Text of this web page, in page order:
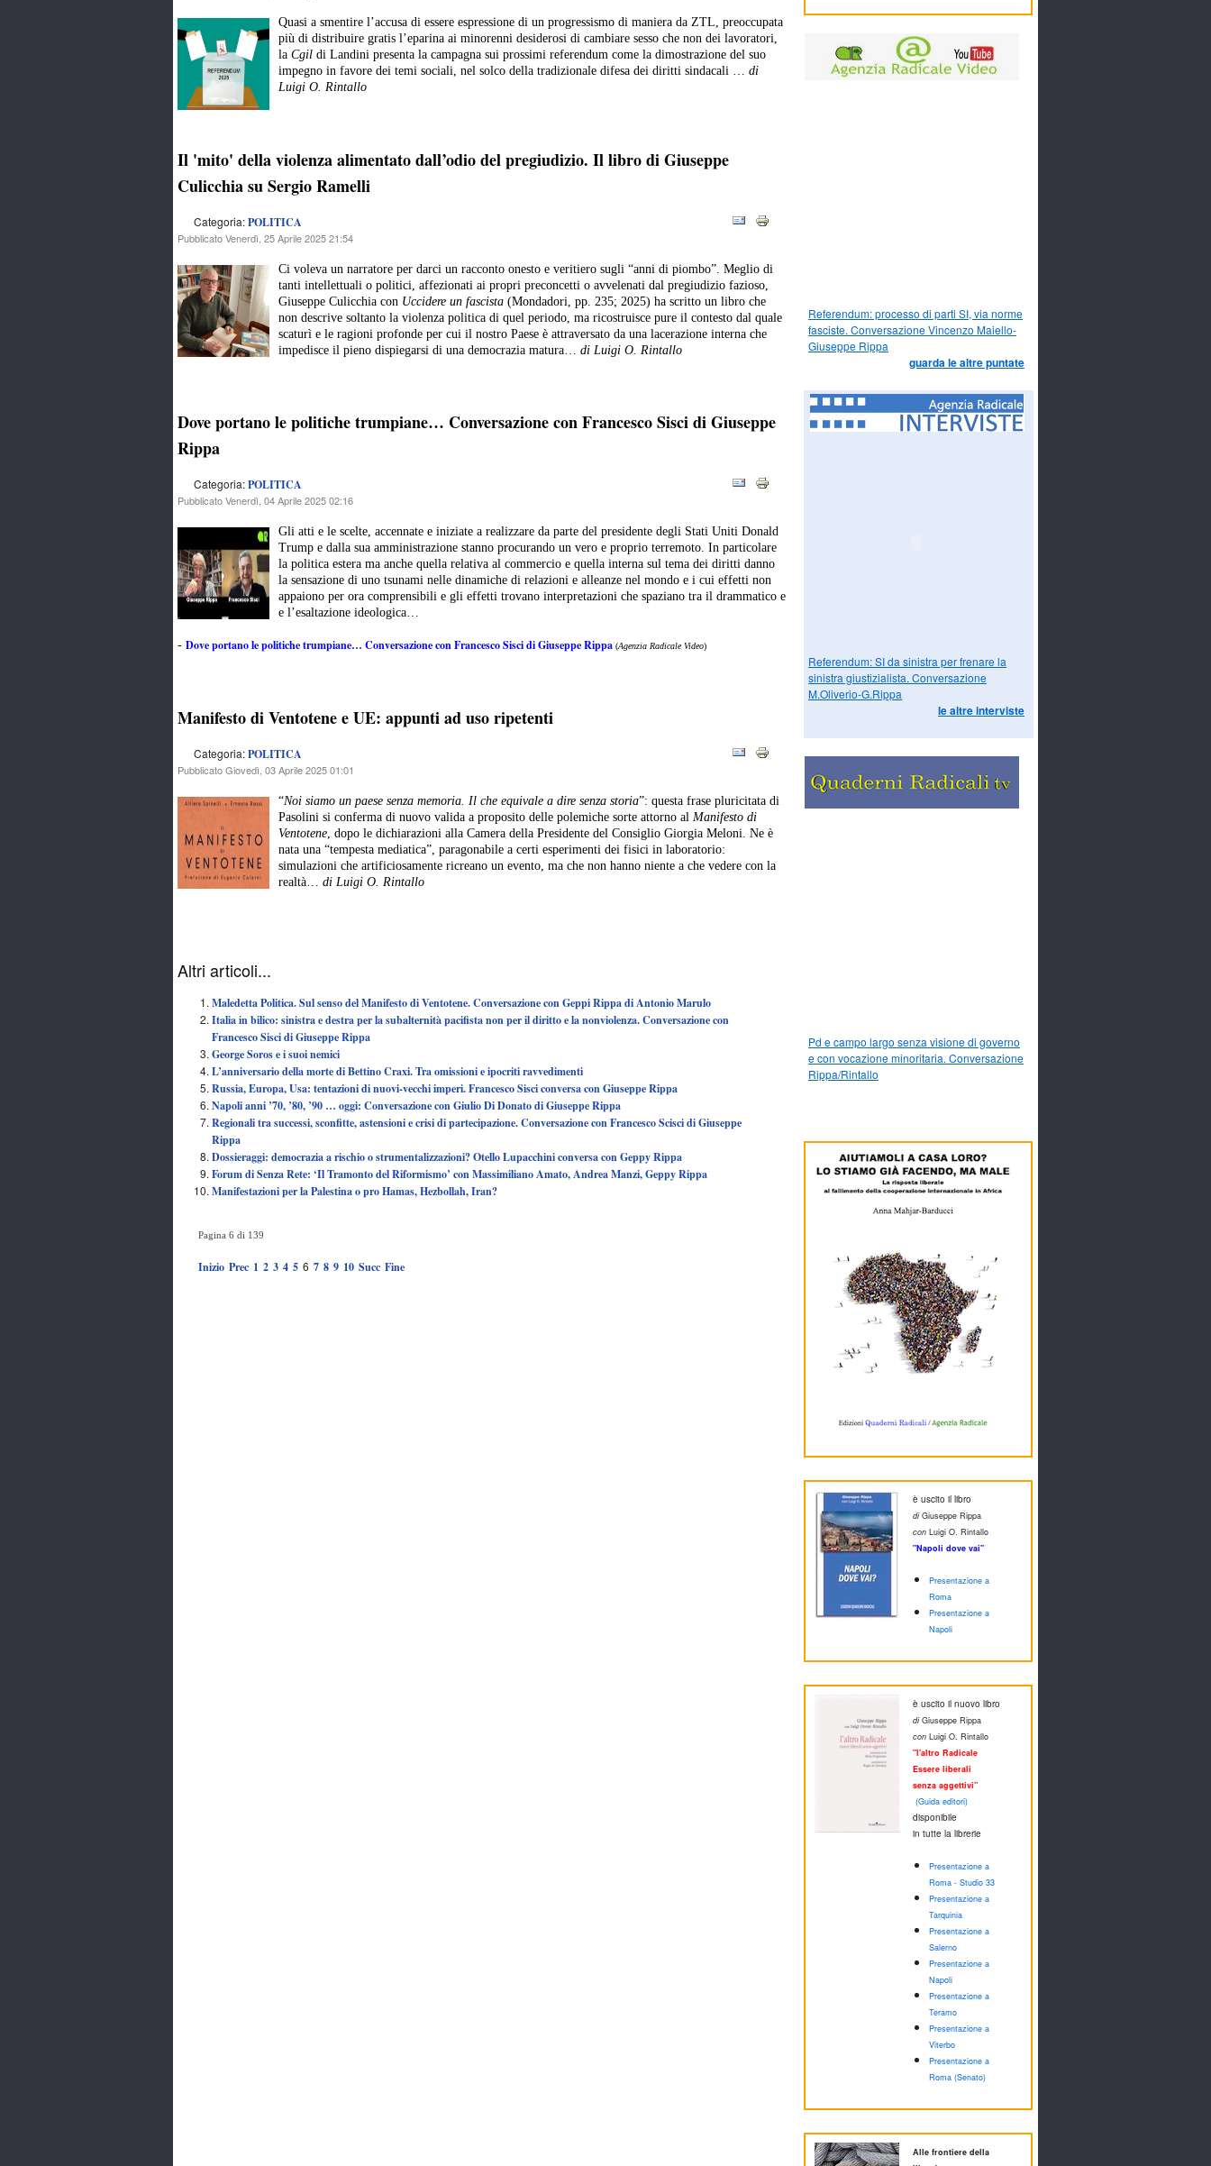
Quasi a smentire l’accusa di essere espressione di un progressismo di maniera da ZTL, preoccupata
più di distribuire gratis l’eparina ai minorenni desiderosi di cambiare sesso che non dei lavoratori,
la Cgil di Landini presenta la campagna sui prossimi referendum come la dimostrazione del suo
impegno in favore dei temi sociali, nel solco della tradizionale difesa dei diritti sindacali … di
Luigi O. Rintallo
Il 'mito' della violenza alimentato dall’odio del pregiudizio. Il libro di Giuseppe
Culicchia su Sergio Ramelli
Categoria:POLITICA
Pubblicato Venerdì, 25 Aprile 2025 21:54
Ci voleva un narratore per darci un racconto onesto e veritiero sugli “anni di piombo”. Meglio di
tanti intellettuali o politici, affezionati ai propri preconcetti o avvelenati dal pregiudizio fazioso,
Giuseppe Culicchia con Uccidere un fascista (Mondadori, pp. 235; 2025) ha scritto un libro che
non descrive soltanto la violenza politica di quel periodo, ma ricostruisce pure il contesto dal quale
scaturì e le ragioni profonde per cui il nostro Paese è attraversato da una lacerazione interna che
impedisce il pieno dispiegarsi di una democrazia matura… di Luigi O. Rintallo
Dove portano le politiche trumpiane… Conversazione con Francesco Sisci di Giuseppe
Rippa
Categoria:POLITICA
Pubblicato Venerdì, 04 Aprile 2025 02:16
Gli atti e le scelte, accennate e iniziate a realizzare da parte del presidente degli Stati Uniti Donald
Trump e dalla sua amministrazione stanno procurando un vero e proprio terremoto. In particolare
la politica estera ma anche quella relativa al commercio e quella interna sul tema dei diritti danno
la sensazione di uno tsunami nelle dinamiche di relazioni e alleanze nel mondo e i cui effetti non
appaiono per ora comprensibili e gli effetti trovano interpretazioni che spaziano tra il drammatico e
e l’esaltazione ideologica…
- Dove portano le politiche trumpiane… Conversazione con Francesco Sisci di Giuseppe Rippa (Agenzia Radicale Video)
Manifesto di Ventotene e UE: appunti ad uso ripetenti
Categoria:POLITICA
Pubblicato Giovedì, 03 Aprile 2025 01:01
“Noi siamo un paese senza memoria. Il che equivale a dire senza storia”: questa frase pluricitata di
Pasolini si conferma di nuovo valida a proposito delle polemiche sorte attorno al Manifesto di
Ventotene, dopo le dichiarazioni alla Camera della Presidente del Consiglio Giorgia Meloni. Ne è
nata una “tempesta mediatica”, paragonabile a certi esperimenti dei fisici in laboratorio:
simulazioni che artificiosamente ricreano un evento, ma che non hanno niente a che vedere con la
realtà… di Luigi O. Rintallo
Altri articoli...
Maledetta Politica. Sul senso del Manifesto di Ventotene. Conversazione con Geppi Rippa di Antonio Marulo
Italia in bilico: sinistra e destra per la subalternità pacifista non per il diritto e la nonviolenza. Conversazione con
Francesco Sisci di Giuseppe Rippa
George Soros e i suoi nemici
L’anniversario della morte di Bettino Craxi. Tra omissioni e ipocriti ravvedimenti
Russia, Europa, Usa: tentazioni di nuovi-vecchi imperi. Francesco Sisci conversa con Giuseppe Rippa
Napoli anni ’70, ’80, ’90 … oggi: Conversazione con Giulio Di Donato di Giuseppe Rippa
Regionali tra successi, sconfitte, astensioni e crisi di partecipazione. Conversazione con Francesco Scisci di Giuseppe
Rippa
Dossieraggi: democrazia a rischio o strumentalizzazioni? Otello Lupacchini conversa con Geppy Rippa
Forum di Senza Rete: ‘Il Tramonto del Riformismo’ con Massimiliano Amato, Andrea Manzi, Geppy Rippa
Manifestazioni per la Palestina o pro Hamas, Hezbollah, Iran?
Pagina 6 di 139
Inizio Prec 1 2 3 4 5 6 7 8 9 10 Succ Fine
Referendum: processo di parti SI, via norme
fasciste. Conversazione Vincenzo Maiello-
Giuseppe Rippa
guarda le altre puntate
Referendum: SI da sinistra per frenare la
sinistra giustizialista. Conversazione
M.Oliverio-G.Rippa
le altre interviste
Pd e campo largo senza visione di governo
e con vocazione minoritaria. Conversazione
Rippa/Rintallo
è uscito il libro
diGiuseppe Rippa
con Luigi O. Rintallo
"Napoli dove vai"
Presentazione a
Roma
Presentazione a
Napoli
è uscito il nuovo libro
diGiuseppe Rippa
con Luigi O. Rintallo
"l'altro Radicale
Essere liberali
senza aggettivi"
(Guida editori)
disponibile
in tutte la librerie
Presentazione a
Roma - Studio 33
Presentazione a
Tarquinia
Presentazione a
Salerno
Presentazione a
Napoli
Presentazione a
Teramo
Presentazione a
Viterbo
Presentazione a
Roma (Senato)
Alle frontiere della